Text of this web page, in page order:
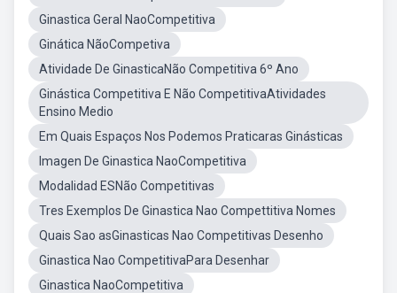
Ginastica Geral NaoCompetitiva
Ginática NãoCompetiva
Atividade De GinasticaNão Competitiva 6º Ano
Ginástica Competitiva E Não CompetitivaAtividades
Ensino Medio
Em Quais Espaços Nos Podemos Praticaras Ginásticas
Imagen De Ginastica NaoCompetitiva
Modalidad ESNão Competitivas
Tres Exemplos De Ginastica Nao Compettitiva Nomes
Quais Sao asGinasticas Nao Competitivas Desenho
Ginastica Nao CompetitivaPara Desenhar
Ginastica NaoCompetitiva